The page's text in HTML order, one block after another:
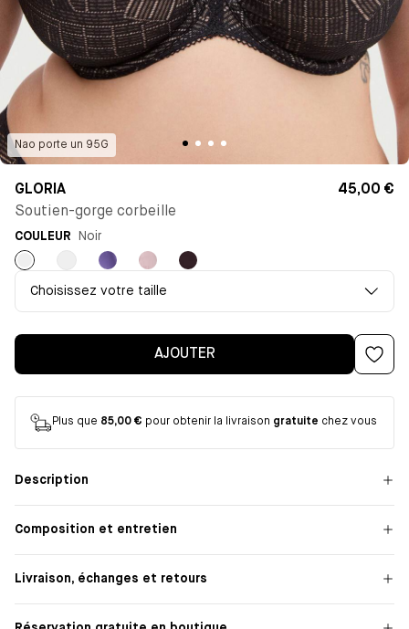
Nao porte un 95G
GLORIA
Soutien-gorge corbeille
45,00 €
COULEUR Noir
Noir Blanc
Violet
clair
Bleu Marron
Choisissez votre taille
AJOUTER
Plus que 85,00 € pour obtenir la livraison gratuite chez vous
Description
Composition et entretien
Livraison, échanges et retours